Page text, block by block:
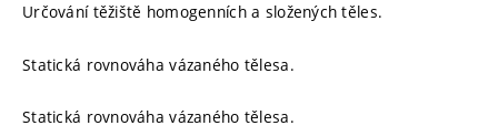
Určování těžiště homogenních a složených těles.
Statická rovnováha vázaného tělesa.
Statická rovnováha vázaného tělesa.